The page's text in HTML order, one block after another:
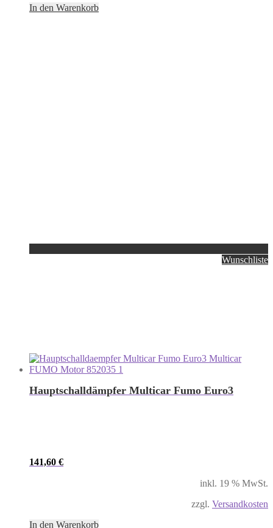
In den Warenkorb
Wunschliste
Hauptschalldämpfer Multicar Fumo Euro3
141,60 €
inkl. 19 % MwSt.
zzgl. Versandkosten
In den Warenkorb